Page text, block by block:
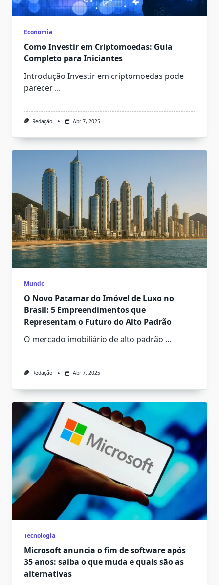
Economia
Como Investir em Criptomoedas: Guia
Completo para Iniciantes
Introdução Investir em criptomoedas pode
parecer ...
Redação Abr 7, 2025
Mundo
O Novo Patamar do Imóvel de Luxo no
Brasil: 5 Empreendimentos que
Representam o Futuro do Alto Padrão
O mercado imobiliário de alto padrão ...
Redação Abr 7, 2025
Tecnologia
Microsoft anuncia o fim de software após
35 anos: saiba o que muda e quais são as
alternativas